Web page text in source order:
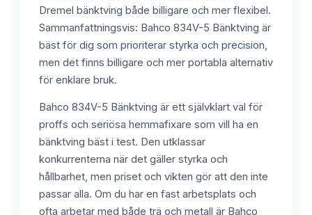
Dremel bänktving både billigare och mer flexibel.
Sammanfattningsvis: Bahco 834V-5 Bänktving är
bäst för dig som prioriterar styrka och precision,
men det finns billigare och mer portabla alternativ
för enklare bruk.
Bahco 834V-5 Bänktving är ett självklart val för
proffs och seriösa hemmafixare som vill ha en
bänktving bäst i test. Den utklassar
konkurrenterna när det gäller styrka och
hållbarhet, men priset och vikten gör att den inte
passar alla. Om du har en fast arbetsplats och
ofta arbetar med både trä och metall är Bahco